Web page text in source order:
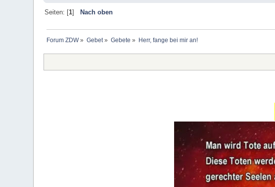
Seiten: [1]
Nach oben
Forum ZDW» Gebet» Gebete » Herr, fange bei mir an!